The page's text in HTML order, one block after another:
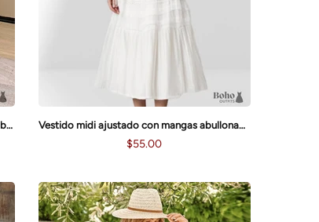
Falda midi de encaje con cintura alta estilo bohemio Vestido midi ajustado con mangas abullonadas estilo bohemio
$55.00